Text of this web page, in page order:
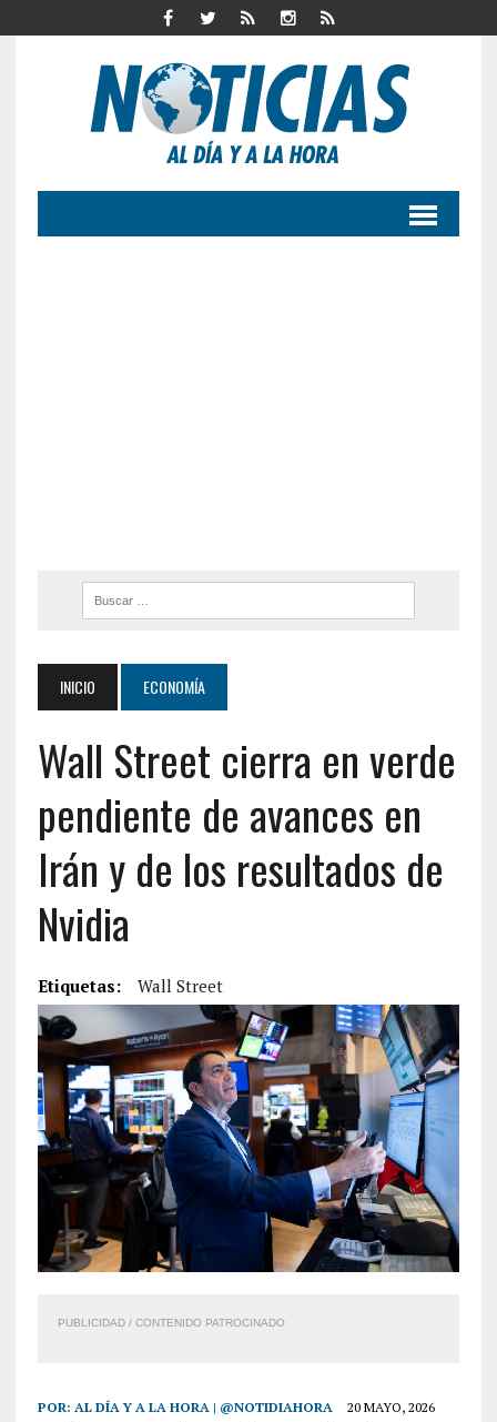
INICIO ECONOMÍA
Wall Street cierra en verde
pendiente de avances en
Irán y de los resultados de
Nvidia
Etiquetas: Wall Street
PUBLICIDAD / CONTENIDO PATROCINADO
POR: AL DÍA Y A LA HORA | @NOTIDIAHORA 20 MAYO, 2026